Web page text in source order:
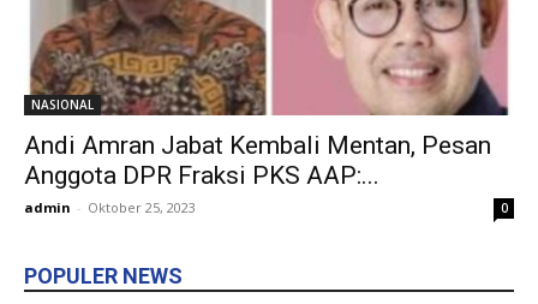
NASIONAL
Andi Amran Jabat Kembali Mentan, Pesan
Anggota DPR Fraksi PKS AAP:...
admin - Oktober 25, 2023 0
POPULER NEWS